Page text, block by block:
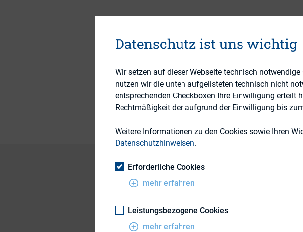
Themengebiet
Publikationsform
Referenten: Alexandra Heitmann,
Henrik Pahls, Bertelsmann SE & Co
Der Workshop behandelte die
Datenschutz ist uns wichtig
Wir setzen auf dieser Webseite technisch
nutzen wir die unten aufgelisteten technisch nicht
entsprechenden Checkboxen Ihre Einwilligung erteilt
Rechtmäßigkeit der aufgrund der Einwilligung bis
Weitere Informationen zu den Cookies sowie Ihren
Datenschutzhinweisen.
Erforderliche Cookies
mehr erfahren
Leistungsbezogene Cookies
mehr erfahren